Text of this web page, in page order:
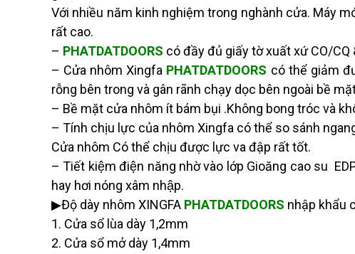
Với nhiều năm kinh nghiệm trong nghành cửa. Máy
rất cao.
– PHATDATDOORS có đầy đủ giấy tờ xuất xứ CO/
– Cửa nhôm Xingfa PHATDATDOORS có thể giảm
rỗng bên trong và gân rãnh chạy dọc bên ngoài bề
– Bề mặt cửa nhôm ít bám bụi .Không bong tróc và
– Tính chịu lực của nhôm Xingfa có thể so sánh
Cửa nhôm Có thể chịu được lực va đập rất tốt.
– Tiết kiệm điện năng nhờ vào lớp Gioăng cao su
hay hơi nóng xâm nhập.
▶Độ dày nhôm XINGFA PHATDATDOORS nhập khẩu
1. Cửa sổ lùa dày 1,2mm
2. Cửa sổ mở dày 1,4mm